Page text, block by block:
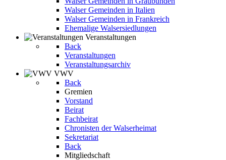
Walser Gemeinden in Italien
Walser Gemeinden in Frankreich
Ehemalige Walsersiedlungen
Veranstaltungen
Back
Veranstaltungen
Veranstaltungsarchiv
VWV
Back
Gremien
Vorstand
Beirat
Fachbeirat
Chronisten der Walserheimat
Sekretariat
Back
Mitgliedschaft